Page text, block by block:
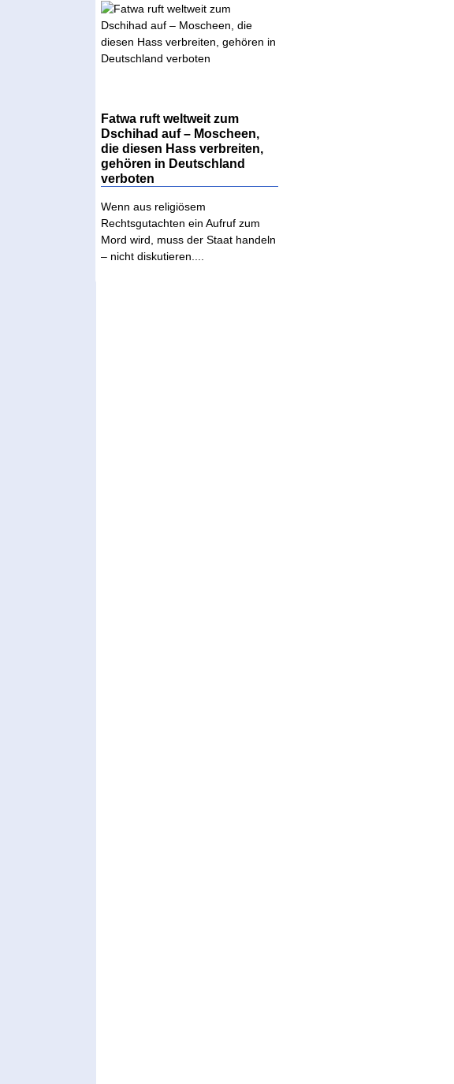
Fatwa ruft weltweit zum
Dschihad auf – Moscheen,
die diesen Hass verbreiten,
gehören in Deutschland
verboten
Wenn aus religiösem
Rechtsgutachten ein Aufruf zum
Mord wird, muss der Staat handeln
– nicht diskutieren....